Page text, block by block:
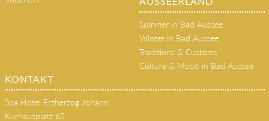
The JOHANN Team
Treatments
Fit & mental programme
AUSSEERLAND
Summer in Bad Aussee
Winter in Bad Aussee
KONTAKT